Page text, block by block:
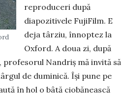
reproduceri după
diapozitivele FujiFilm. E
deja târziu, înnoptez la
Oxford. A doua zi, după
pro­fe­so­rul Nandriș mă invită să
de duminică. Își pune pe
în hol o bâtă ciobă­nească